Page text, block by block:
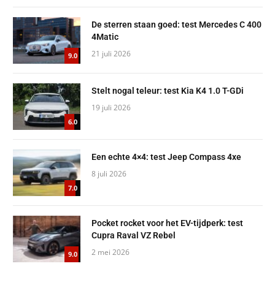
9.0
De sterren staan goed: test Mercedes C 400
4Matic
21 juli 2026
6.0
Stelt nogal teleur: test Kia K4 1.0 T-GDi
19 juli 2026
7.0
Een echte 4×4: test Jeep Compass 4xe
8 juli 2026
9.0
Pocket rocket voor het EV-tijdperk: test
Cupra Raval VZ Rebel
2 mei 2026